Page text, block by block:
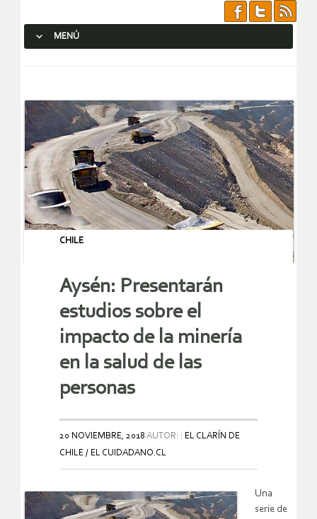
MENÚ
CHILE
Aysén: Presentarán
estudios sobre el
impacto de la minería
en la salud de las
personas
20 NOVIEMBRE, 2018 AUTOR:
EL CLARÍN DE
CHILE / EL CUIDADANO.CL
Una
serie de